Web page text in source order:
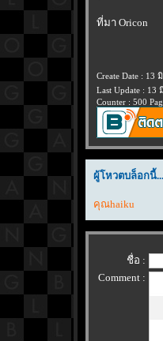
ที่มา Oricon
Create Date : 13
Last Update : 13
Counter : 500
ผู้โหวตบล็อกนี้...
คุณhaiku
ชื่อ :
Comment :